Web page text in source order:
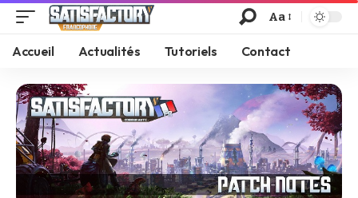
Aa
Accueil Actualités Tutoriels Contact